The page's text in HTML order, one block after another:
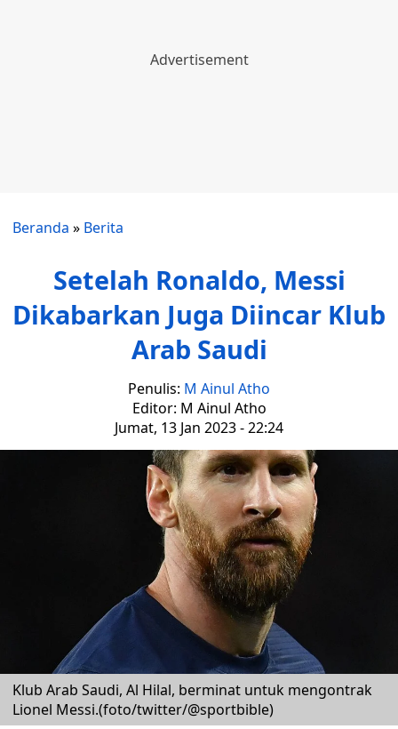
Beranda » Berita
Setelah Ronaldo, Messi
Dikabarkan Juga Diincar Klub
Arab Saudi
Penulis: M Ainul Atho
Editor: M Ainul Atho
Jumat, 13 Jan 2023 - 22:24
Klub Arab Saudi, Al Hilal, berminat untuk mengontrak
Lionel Messi.(foto/twitter/@sportbible)